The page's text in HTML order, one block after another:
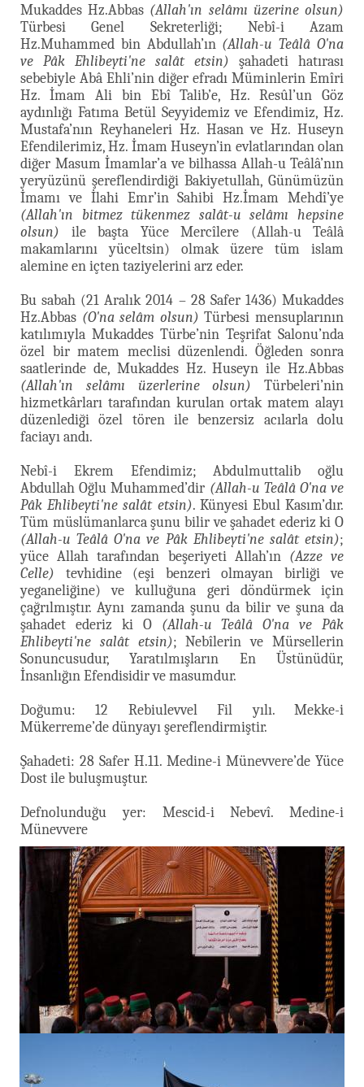
Mukaddes Hz.Abbas (Allah'ın selâmı üzerine olsun)
Türbesi Genel Sekreterliği; Nebî-i Azam
Hz.Muhammed bin Abdullah’ın (Allah-u Teâlâ O'na
ve Pâk Ehlibeyti'ne salât etsin) şahadeti hatırası
sebebiyle Abâ Ehli’nin diğer efradı Müminlerin Emîri
Hz. İmam Ali bin Ebî Talib’e, Hz. Resûl’un Göz
aydınlığı Fatıma Betül Seyyidemiz ve Efendimiz, Hz.
Mustafa’nın Reyhaneleri Hz. Hasan ve Hz. Huseyn
Efendilerimiz, Hz. İmam Huseyn’in evlatlarından olan
diğer Masum İmamlar’a ve bilhassa Allah-u Teâlâ’nın
yeryüzünü şereflendirdiği Bakiyetullah, Günümüzün
İmamı ve İlahi Emr’in Sahibi Hz.İmam Mehdî’ye
(Allah'ın bitmez tükenmez salât-u selâmı hepsine
olsun) ile başta Yüce Mercîlere (Allah-u Teâlâ
makamlarını yüceltsin) olmak üzere tüm islam
alemine en içten taziyelerini arz eder.
Bu sabah (21 Aralık 2014 – 28 Safer 1436) Mukaddes
Hz.Abbas (O'na selâm olsun) Türbesi mensuplarının
katılımıyla Mukaddes Türbe’nin Teşrifat Salonu’nda
özel bir matem meclisi düzenlendi. Öğleden sonra
saatlerinde de, Mukaddes Hz. Huseyn ile Hz.Abbas
(Allah'ın selâmı üzerlerine olsun) Türbeleri’nin
hizmetkârları tarafından kurulan ortak matem alayı
düzenlediği özel tören ile benzersiz acılarla dolu
faciayı andı.
Nebî-i Ekrem Efendimiz; Abdulmuttalib oğlu
Abdullah Oğlu Muhammed’dir (Allah-u Teâlâ O'na ve
Pâk Ehlibeyti'ne salât etsin). Künyesi Ebul Kasım’dır.
Tüm müslümanlarca şunu bilir ve şahadet ederiz ki O
(Allah-u Teâlâ O'na ve Pâk Ehlibeyti'ne salât etsin);
yüce Allah tarafından beşeriyeti Allah’ın (Azze ve
Celle) tevhidine (eşi benzeri olmayan birliği ve
yeganeliğine) ve kulluğuna geri döndürmek için
çağrılmıştır. Aynı zamanda şunu da bilir ve şuna da
şahadet ederiz ki O (Allah-u Teâlâ O'na ve Pâk
Ehlibeyti'ne salât etsin); Nebîlerin ve Mürsellerin
Sonuncusudur, Yaratılmışların En Üstünüdür,
İnsanlığın Efendisidir ve masumdur.
Doğumu: 12 Rebiulevvel Fil yılı. Mekke-i
Mükerreme’de dünyayı şereflendirmiştir.
Şahadeti: 28 Safer H.11. Medine-i Münevvere’de Yüce
Dost ile buluşmuştur.
Defnolunduğu yer: Mescid-i Nebevî. Medine-i
Münevvere